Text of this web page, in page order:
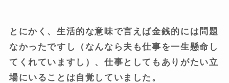
とにかく、生活的な意味で言えば金銭的には問題
なかったですし（なんなら夫も仕事を一生懸命し
てくれていますし）、仕事としてもありがたい立
場にいることは自覚していました。